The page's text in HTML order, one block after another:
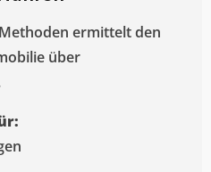
ermittelt den
über